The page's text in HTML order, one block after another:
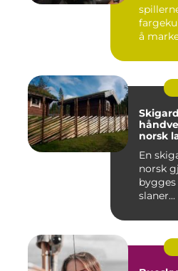
å
norsk
En
norsk
bygges
slaner...